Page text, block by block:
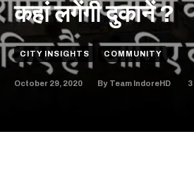
कहां लगेंगी दुकानें ?
CITY INSIGHTS COMMUNITY
October 29, 2020 By Team IndoreHD 3